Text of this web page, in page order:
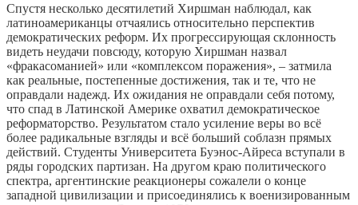
Спустя несколько десятилетий Хиршман наблюдал, как
латиноамериканцы отчаялись относительно перспектив
демократических реформ. Их прогрессирующая склонность
видеть неудачи повсюду, которую Хиршман назвал
«фракасоманией» или «комплексом поражения», – затмила
как реальные, постепенные достижения, так и те, что не
оправдали надежд. Их ожидания не оправдали себя потому,
что спад в Латинской Америке охватил демократическое
реформаторство. Результатом стало усиление веры во всё
более радикальные взгляды и всё больший соблазн прямых
действий. Студенты Университета Буэнос-Айреса вступали в
ряды городских партизан. На другом краю политического
спектра, аргентинские реакционеры сожалели о конце
западной цивилизации и присоединялись к военизированным